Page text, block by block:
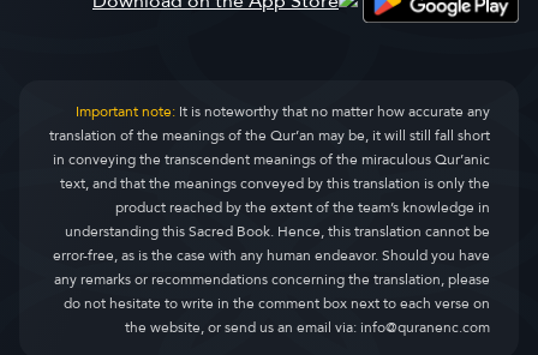
Important note:It is noteworthy that no matter how accurate any
translation of the meanings of the Qur’an may be, it will still fall short
in conveying the transcendent meanings of the miraculous Qur’anic
text, and that the meanings conveyed by this translation is only the
product reached by the extent of the team’s knowledge in
understanding this Sacred Book. Hence, this translation cannot be
error-free, as is the case with any human endeavor. Should you have
any remarks or recommendations concerning the translation, please
do not hesitate to write in the comment box next to each verse on
the website, or send us an email via:info@quranenc.com